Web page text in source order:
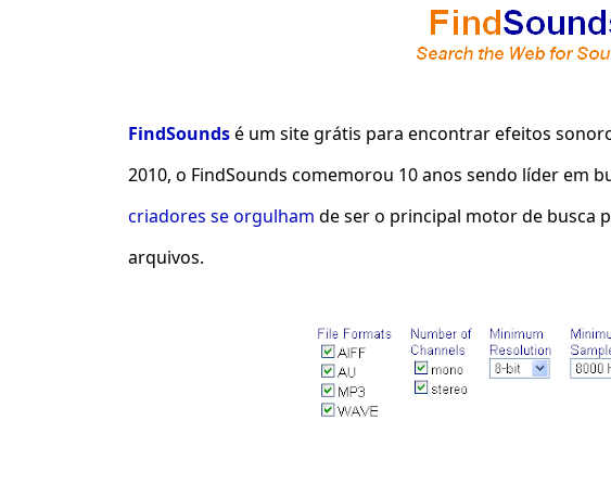
FindSoundsé um site grátis para encontrar efeitos
2010, o FindSounds comemorou 10 anos sendo líder em
criadores se orgulham de ser o principal motor de busca
arquivos.